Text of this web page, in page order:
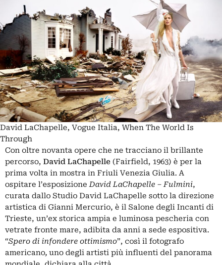
David LaChapelle, Vogue Italia, When The World Is
Through
Con oltre novanta opere che ne tracciano il brillante
percorso, David LaChapelle (Fairfield, 1963) è per la
prima volta in mostra in Friuli Venezia Giulia. A
ospitare l’esposizioneDavid LaChapelle – Fulmini,
curata dallo Studio David LaChapelle sotto la direzione
artistica di Gianni Mercurio, è il Salone degli Incanti di
Trieste, un’ex storica ampia e luminosa pescheria con
vetrate fronte mare, adibita da anni a sede espositiva.
“Spero di infondere ottimismo”, così il fotografo
americano, uno degli artisti più influenti del panorama